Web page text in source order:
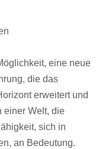
eine neue
die das
erweitert und
einer Welt, die
sich in
an Bedeutung.